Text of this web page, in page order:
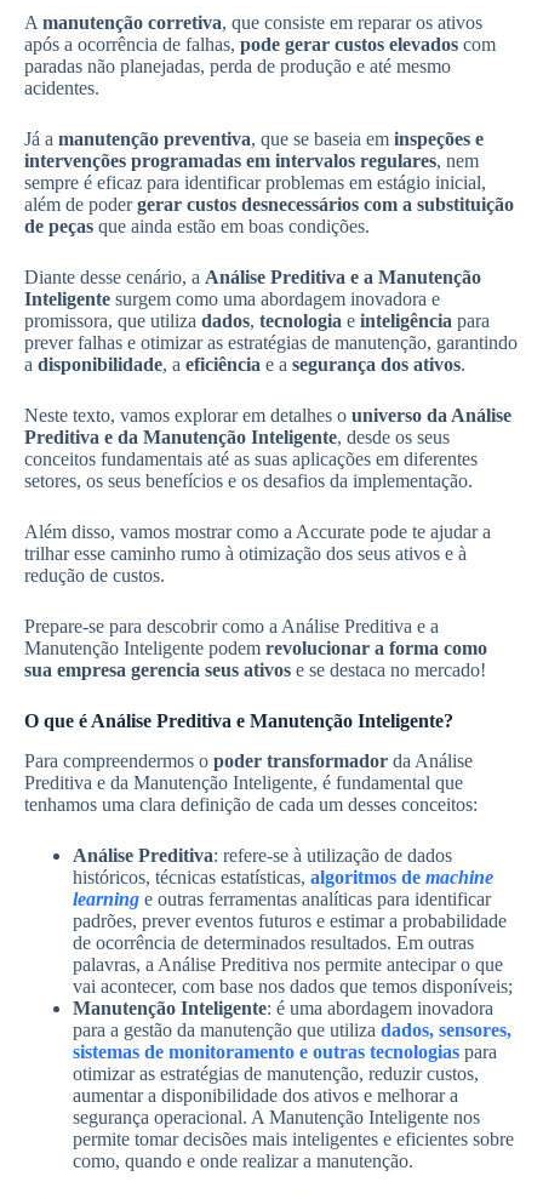
A manutenção corretiva, que consiste em reparar os ativos
após a ocorrência de falhas, pode gerar custos elevados com
paradas não planejadas, perda de produção e até mesmo
acidentes.
Já a manutenção preventiva, que se baseia em inspeções e
intervenções programadas em intervalos regulares, nem
sempre é eficaz para identificar problemas em estágio inicial,
além de podergerar custos desnecessários com a substituição
de peças que ainda estão em boas condições.
Diante desse cenário, a Análise Preditiva e a Manutenção
Inteligente surgem como uma abordagem inovadora e
promissora, que utiliza dados, tecnologia e inteligência para
prever falhas e otimizar as estratégias de manutenção, garantindo
a disponibilidade, a eficiência e a segurança dos ativos.
Neste texto, vamos explorar em detalhes o universo da Análise
Preditiva e da Manutenção Inteligente, desde os seus
conceitos fundamentais até as suas aplicações em diferentes
setores, os seus benefícios e os desafios da implementação.
Além disso, vamos mostrar como a Accurate pode te ajudar a
trilhar esse caminho rumo à otimização dos seus ativos e à
redução de custos.
Prepare-se para descobrir como a Análise Preditiva e a
Manutenção Inteligente podem revolucionar a forma como
sua empresa gerencia seus ativos e se destaca no mercado!
O que é Análise Preditiva e Manutenção Inteligente?
Para compreendermos o poder transformador da Análise
Preditiva e da Manutenção Inteligente, é fundamental que
tenhamos uma clara definição de cada um desses conceitos:
Análise Preditiva: refere-se à utilização de dados
históricos, técnicas estatísticas, algoritmos de machine
learning e outras ferramentas analíticas para identificar
padrões, prever eventos futuros e estimar a probabilidade
de ocorrência de determinados resultados. Em outras
palavras, a Análise Preditiva nos permite antecipar o que
vai acontecer, com base nos dados que temos disponíveis;
Manutenção Inteligente: é uma abordagem inovadora
para a gestão da manutenção que utiliza dados, sensores,
sistemas de monitoramento e outras tecnologias para
otimizar as estratégias de manutenção, reduzir custos,
aumentar a disponibilidade dos ativos e melhorar a
segurança operacional. A Manutenção Inteligente nos
permite tomar decisões mais inteligentes e eficientes sobre
como, quando e onde realizar a manutenção.